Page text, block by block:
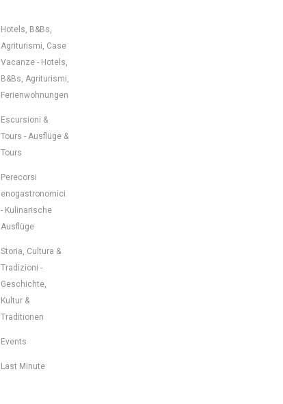
Hotels, B&Bs,
Agriturismi, Case
Vacanze - Hotels,
B&Bs, Agriturismi,
Ferienwohnungen
Escursioni &
Tours - Ausflüge &
Tours
Perecorsi
enogastronomici
- Kulinarische
Ausflüge
Storia, Cultura &
Tradizioni -
Geschichte,
Kultur &
Traditionen
Events
Last Minute